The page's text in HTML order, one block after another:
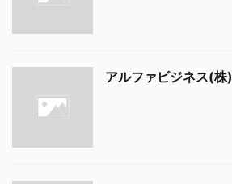
アルファビジネス(株)